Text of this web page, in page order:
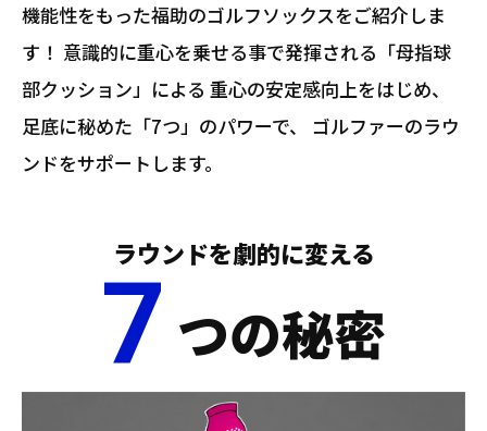
機能性をもった福助のゴルフソックスをご紹介しま
す！ 意識的に重心を乗せる事で発揮される「母指球
部クッション」による 重心の安定感向上をはじめ、
足底に秘めた「7つ」のパワーで、
ゴルファーのラウ
ンドをサポートします。
ラウンドを劇的に変える
7 つの秘密